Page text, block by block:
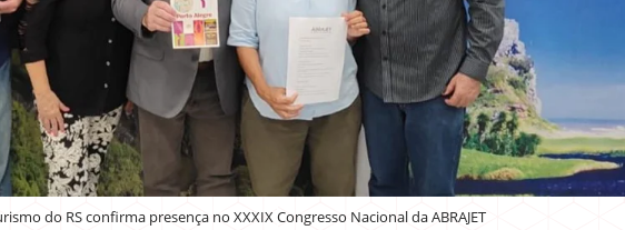
do RS confirma presença no XXXIX Congresso Nacional da ABRAJET